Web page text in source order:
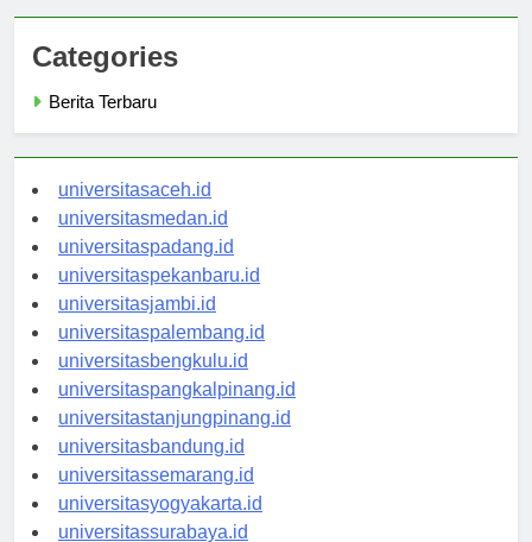
Categories
universitasaceh.id
universitasmedan.id
universitaspadang.id
universitaspekanbaru.id
universitasjambi.id
universitaspalembang.id
universitasbengkulu.id
universitaspangkalpinang.id
universitastanjungpinang.id
universitasbandung.id
universitassemarang.id
universitasyogyakarta.id